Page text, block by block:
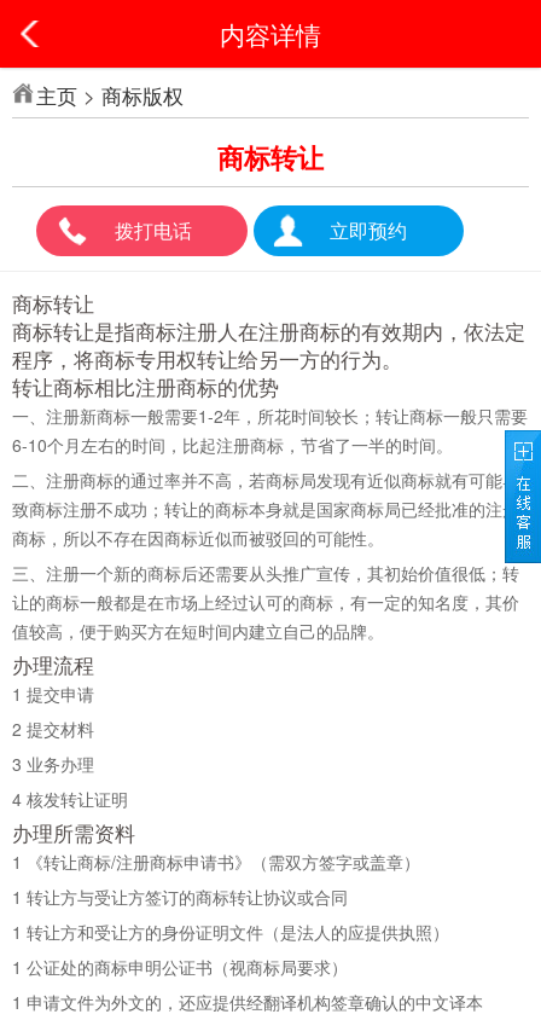
内容详情
主页 > 商标版权
商标转让
拨打电话 立即预约
商标转让
商标转让是指商标注册人在注册商标的有效期内，依法定
程序，将商标专用权转让给另一方的行为。
转让商标相比注册商标的优势
一、注册新商标一般需要1-2年，所花时间较长；转让商标一般只需要
6-10个月左右的时间，比起注册商标，节省了一半的时间。
二、注册商标的通过率并不高，若商标局发现有近似商标就有可能导
致商标注册不成功；转让的商标本身就是国家商标局已经批准的注册
商标，所以不存在因商标近似而被驳回的可能性。
三、注册一个新的商标后还需要从头推广宣传，其初始价值很低；转
让的商标一般都是在市场上经过认可的商标，有一定的知名度，其价
值较高，便于购买方在短时间内建立自己的品牌。
办理流程
1 提交申请
2 提交材料
3 业务办理
4 核发转让证明
办理所需资料
1
《转让商标/注册商标申请书》（需双方签字或盖章）
1 转让方与受让方签订的商标转让协议或合同
1 转让方和受让方的身份证明文件（是法人的应提供执照）
1 公证处的商标申明公证书（视商标局要求）
1 申请文件为外文的，还应提供经翻译机构签章确认的中文译本